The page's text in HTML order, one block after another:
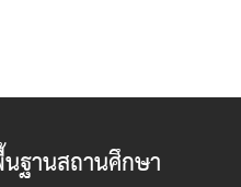
ฐานสถานศึกษา